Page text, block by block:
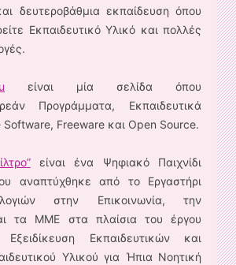
δευτεροβάθμια εκπαίδευση όπου
Εκπαιδευτικό Υλικό και πολλές
είναι μία σελίδα όπου
Προγράμματα, Εκπαιδευτικά
Software, Freeware και Open Source.
είναι ένα Ψηφιακό Παιχνίδι
αναπτύχθηκε από το Εργαστήρι
στην Επικοινωνία, την
τα ΜΜΕ στα πλαίσια του έργου
Εκπαιδευτικών και
Υλικού για Ήπια Νοητική